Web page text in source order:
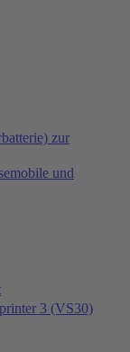
zur
und
3 (VS30)